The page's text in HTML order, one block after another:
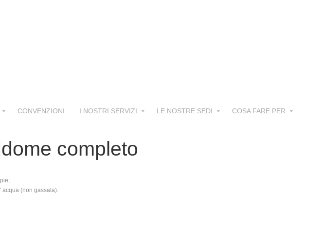
CONVENZIONI I NOSTRI SERVIZI LE NOSTRE SEDI COSA FARE PER
completo
acqua (non gassata).